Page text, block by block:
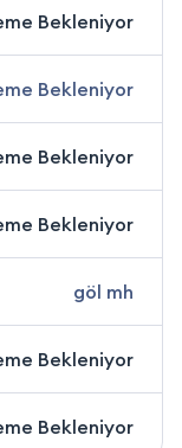
Bekleniyor
Bekleniyor
Bekleniyor
Bekleniyor
göl mh
Bekleniyor
Bekleniyor